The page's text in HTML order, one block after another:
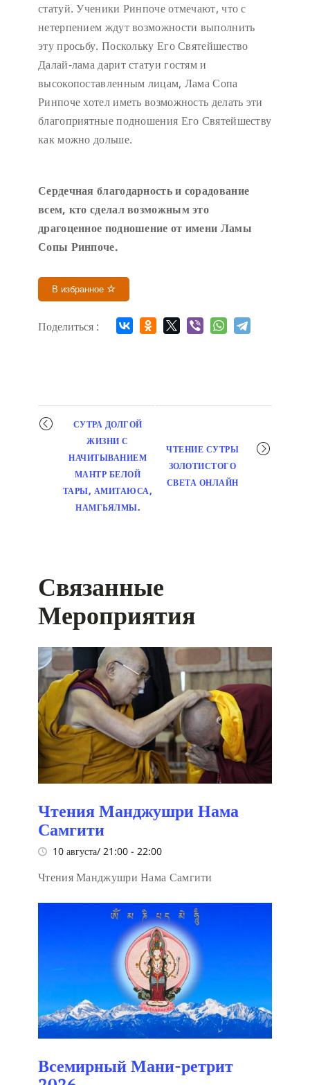
статуй. Ученики Ринпоче отмечают, что с
нетерпением ждут возможности выполнить
эту просьбу. Поскольку Его Святейшество
Далай-лама дарит статуи гостям и
высокопоставленным лицам, Лама Сопа
Ринпоче хотел иметь возможность делать эти
благоприятные подношения Его Святейшеству
как можно дольше.
Сердечная благодарность и сорадование
всем, кто сделал возможным это
драгоценное подношение от имени Ламы
Сопы Ринпоче.
В избранное
Поделиться :
Мероприятие
навигация
СУТРА ДОЛГОЙ
ЖИЗНИ С
НАЧИТЫВАНИЕМ
МАНТР БЕЛОЙ
ТАРЫ, АМИТАЮСА,
НАМГЬЯЛМЫ.
ЧТЕНИЕ СУТРЫ
ЗОЛОТИСТОГО
СВЕТА ОНЛАЙН
Связанные
Мероприятия
Чтения Манджушри Нама
Самгити
10 августа/ 21:00 - 22:00
Чтения Манджушри Нама Самгити
Всемирный Мани-ретрит